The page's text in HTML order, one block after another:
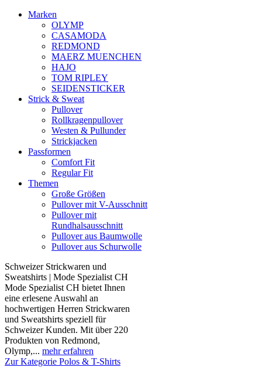
Marken
OLYMP
CASAMODA
REDMOND
MAERZ MUENCHEN
HAJO
TOM RIPLEY
SEIDENSTICKER
Strick & Sweat
Pullover
Rollkragenpullover
Westen & Pullunder
Strickjacken
Passformen
Comfort Fit
Regular Fit
Themen
Große Größen
Pullover mit V-Ausschnitt
Pullover mit
Rundhalsausschnitt
Pullover aus Baumwolle
Pullover aus Schurwolle
Schweizer Strickwaren und
Sweatshirts | Mode Spezialist CH
Mode Spezialist CH bietet Ihnen
eine erlesene Auswahl an
hochwertigen Herren Strickwaren
und Sweatshirts speziell für
Schweizer Kunden. Mit über 220
Produkten von Redmond,
Olymp,... mehr erfahren
Zur Kategorie Polos & T-Shirts